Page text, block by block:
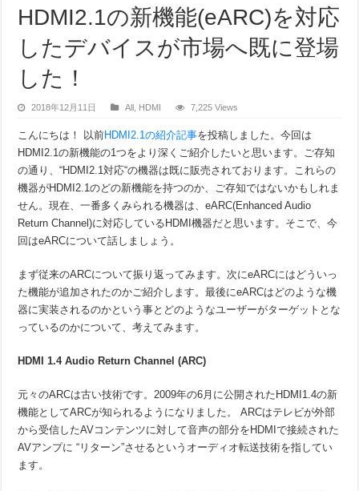
HDMI2.1の新機能(eARC)を対応
したデバイスが市場へ既に登場
した！
2018年12月11日 All HDMI 7,225 Views
こんにちは！ 以前HDMI2.1の紹介記事を投稿しました。今回は
HDMI2.1の新機能の1つをより深くご紹介したいと思います。ご存知
の通り、“HDMI2.1対応“の機器は既に販売されております。これらの
機器がHDMI2.1のどの新機能を持つのか、ご存知ではないかもしれま
せん。現在、一番多くみられる機器は、eARC(Enhanced Audio
Return Channel)に対応しているHDMI機器だと思います。そこで、今
回はeARCについて話しましょう。
まず従来のARCについて振り返ってみます。次にeARCにはどういっ
た機能が追加されたのかご紹介します。最後にeARCはどのような機
器に実装されるのかという事とどのようなユーザーがターゲットとな
っているのかについて、考えてみます。
HDMI 1.4Audio Return Channel (ARC)
元々のARCは古い技術です。2009年の6月に公開されたHDMI1.4の新
機能としてARCが知られるようになりました。 ARCはテレビが外部
から受信したAVコンテンツに対して音声の部分をHDMIで接続された
AVアンプに “リターン”させるというオーディオ転送技術を指してい
ます。